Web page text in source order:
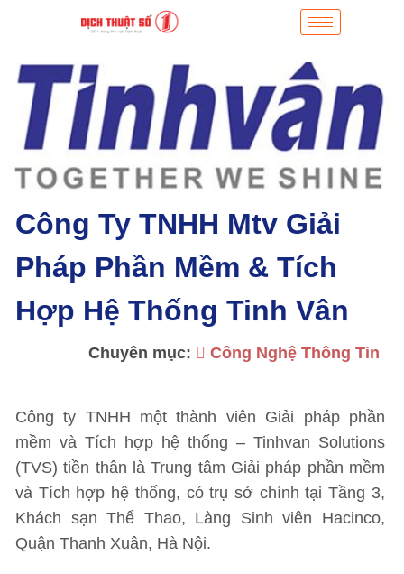
Công Ty TNHH Mtv Giải
Pháp Phần Mềm & Tích
Hợp Hệ Thống Tinh Vân
Chuyên mục: Công Nghệ Thông Tin
Công ty TNHH một thành viên Giải pháp phần
mềm và Tích hợp hệ thống – Tinhvan Solutions
(TVS) tiền thân là Trung tâm Giải pháp phần mềm
và Tích hợp hệ thống, có trụ sở chính tại Tầng 3,
Khách sạn Thể Thao, Làng Sinh viên Hacinco,
Quận Thanh Xuân, Hà Nội.